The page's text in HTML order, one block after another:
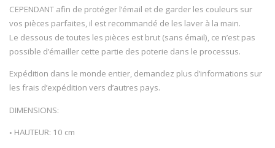
CEPENDANT afin de protéger l’émail et de garder les couleurs sur
vos pièces parfaites, il est recommandé de les laver à la main.
Le dessous de toutes les pièces est brut (sans émail), ce n’est pas
possible d’émailler cette partie des poterie dans le processus.
Expédition dans le monde entier, demandez plus d’informations sur
les frais d’expédition vers d’autres pays.
DIMENSIONS:
◦ HAUTEUR: 10 cm